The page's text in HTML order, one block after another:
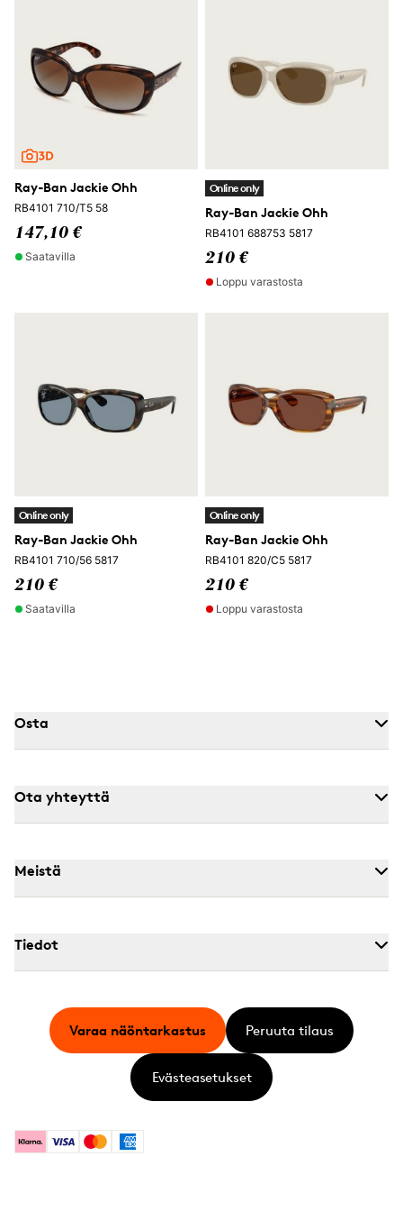
Ray-Ban Jackie Ohh
RB4101 710/T5 58
147,10 €
Saatavilla
Online only
Ray-Ban Jackie Ohh
RB4101 688753 5817
210 €
Loppu varastosta
Online only
Ray-Ban Jackie Ohh
RB4101 710/56 5817
210 €
Saatavilla
Online only
Ray-Ban Jackie Ohh
RB4101 820/C5 5817
210 €
Loppu varastosta
Osta
Ota yhteyttä
Meistä
Tiedot
KlarnaVisa MastercardAmerican Express
Varaa näöntarkastus Peruuta tilaus
Evästeasetukset